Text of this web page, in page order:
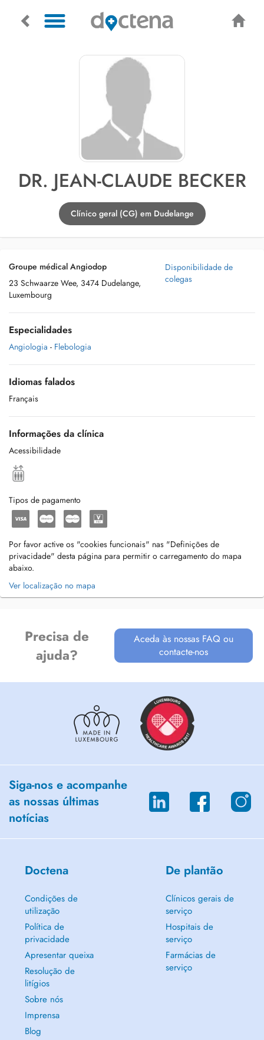
DR. JEAN-CLAUDE BECKER
Clínico geral (CG) em Dudelange
Groupe médical Angiodop
23 Schwaarze Wee, 3474 Dudelange,
Luxembourg
Disponibilidade de
colegas
Especialidades
Angiologia - Flebologia
Idiomas falados
Français
Informações da clínica
Acessibilidade
Tipos de pagamento
Por favor active os "cookies funcionais" nas "Definições de
privacidade" desta página para permitir o carregamento do mapa
abaixo.
Ver localização no mapa
Precisa de
ajuda?
Aceda às nossas FAQ ou
contacte-nos
Siga-nos e acompanhe
as nossas últimas
notícias
Doctena
Condições de
utilização
Política de
privacidade
Apresentar queixa
Resolução de
litígios
Sobre nós
Imprensa
Blog
De plantão
Clínicos gerais de
serviço
Hospitais de
serviço
Farmácias de
serviço